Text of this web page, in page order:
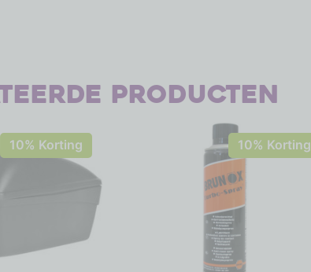
producten
10% Korting 10% Korting